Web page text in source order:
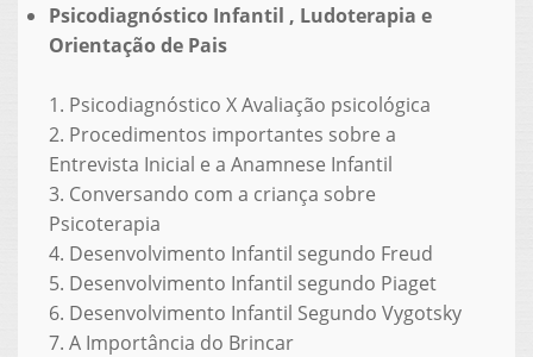
Psicodiagnóstico Infantil , Ludoterapia e
Orientação de Pais
1. Psicodiagnóstico X Avaliação psicológica
2. Procedimentos importantes sobre a
Entrevista Inicial e a Anamnese Infantil
3. Conversando com a criança sobre
Psicoterapia
4. Desenvolvimento Infantil segundo Freud
5. Desenvolvimento Infantil segundo Piaget
6. Desenvolvimento Infantil Segundo Vygotsky
7. A Importância do Brincar